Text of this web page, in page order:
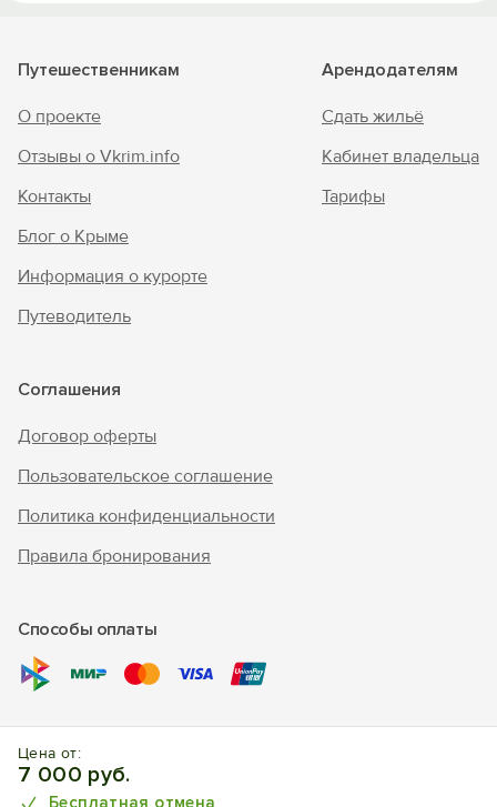
Цена от:
7 000 руб.
Бесплатная отмена
Путешественникам
О проекте
Отзывы о Vkrim.info
Контакты
Блог о Крыме
Информация о курорте
Путеводитель
Арендодателям
Сдать жильё
Кабинет владельца
Тарифы
Соглашения
Договор оферты
Пользовательское соглашение
Политика конфиденциальности
Правила бронирования
Способы оплаты
© 2010 - 2026 "В Крым - инфо"
Отдых в Ялте. Отели, апартаменты, частный сектор.